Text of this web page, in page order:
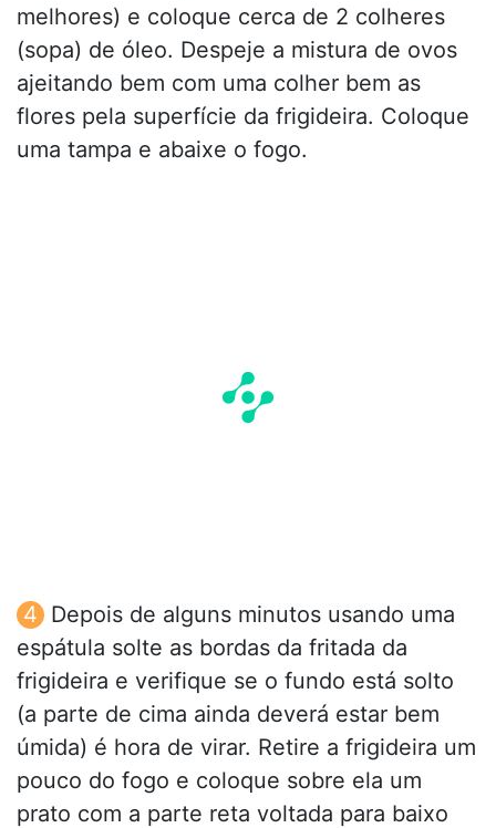
melhores) e coloque cerca de 2 colheres
(sopa) de óleo. Despeje a mistura de ovos
ajeitando bem com uma colher bem as
flores pela superfície da frigideira. Coloque
uma tampa e abaixe o fogo.
Depois de alguns minutos usando uma
espátula solte as bordas da fritada da
frigideira e verifique se o fundo está solto
(a parte de cima ainda deverá estar bem
úmida) é hora de virar. Retire a frigideira um
pouco do fogo e coloque sobre ela um
prato com a parte reta voltada para baixo